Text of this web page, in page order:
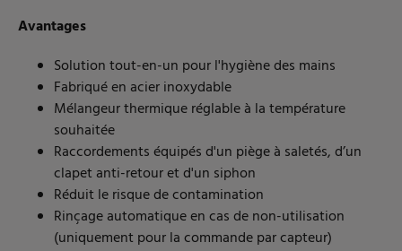
Avantages
Solution tout-en-un pour l'hygiène des mains
Fabriqué en acier inoxydable
Mélangeur thermique réglable à la température
souhaitée
Raccordements équipés d'un piège à saletés, d’un
clapet anti-retour et d'un siphon
Réduit le risque de contamination
Rinçage automatique en cas de non-utilisation
(uniquement pour la commande par capteur)